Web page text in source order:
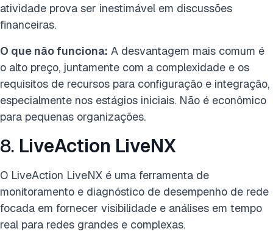
atividade prova ser inestimável em discussões
financeiras.
O que não funciona: A desvantagem mais comum é
o alto preço, juntamente com a complexidade e os
requisitos de recursos para configuração e integração,
especialmente nos estágios iniciais. Não é econômico
para pequenas organizações.
8. LiveAction LiveNX
O LiveAction LiveNX é uma ferramenta de
monitoramento e diagnóstico de desempenho de rede
focada em fornecer visibilidade e análises em tempo
real para redes grandes e complexas.